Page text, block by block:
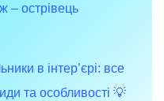
– острівець
в інтер’єрі: все
та особливості 💡